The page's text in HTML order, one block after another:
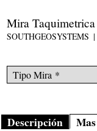
Mira
SOUTHGEOSYSTEMS
Descripción